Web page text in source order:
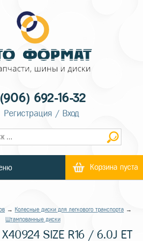
692-16-32
Регистрация / Вход
Корзина пуста
→ Колесные диски для легкового транспорта →
Штампованные диски
SIZE R16 / 6.0J ET